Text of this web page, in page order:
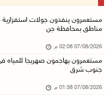
الاحتلال يقتحم بلدة طمون
محافظة القدس: انسحاب قوات
مستعمرون ينفذون جولات
مناطق بمحافظة جن
07/08/2026 02:08 م
مستعمرون يهاجمون صهريجا للمياه في
جنوب شرق
07/08/2026 01:38 م